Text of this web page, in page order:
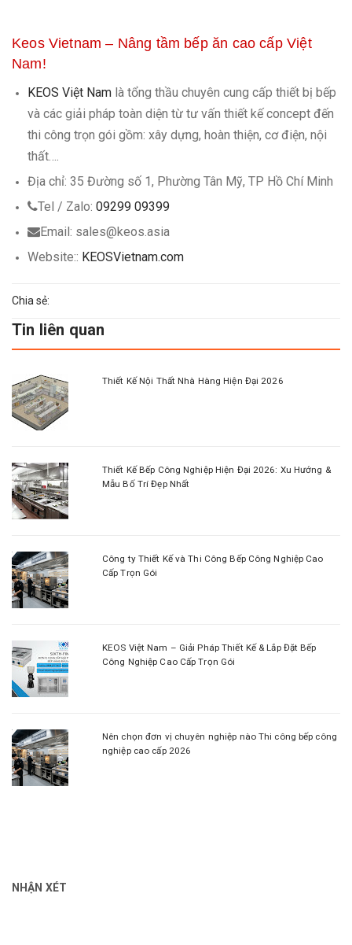
Keos Vietnam – Nâng tầm bếp ăn cao cấp Việt
Nam!
KEOS Việt Nam là tổng thầu chuyên cung cấp thiết bị bếp
và các giải pháp toàn diện từ tư vấn thiết kế concept đến
thi công trọn gói gồm: xây dựng, hoàn thiện, cơ điện, nội
thất…
Địa chỉ: 35 Đường số 1, Phường Tân Mỹ, TP Hồ Chí Minh
Tel / Zalo: 09299 09399
Email: sales@keos.asia
Website:: KEOSVietnam.com
Chia sẻ:
Tin liên quan
Thiết Kế Nội Thất Nhà Hàng Hiện Đại 2026
Thiết Kế Bếp Công Nghiệp Hiện Đại 2026: Xu Hướng &
Mẫu Bố Trí Đẹp Nhất
Công ty Thiết Kế và Thi Công Bếp Công Nghiệp Cao
Cấp Trọn Gói
KEOS Việt Nam – Giải Pháp Thiết Kế & Lắp Đặt Bếp
Công Nghiệp Cao Cấp Trọn Gói
Nên chọn đơn vị chuyên nghiệp nào Thi công bếp công
nghiệp cao cấp 2026
NHẬN XÉT